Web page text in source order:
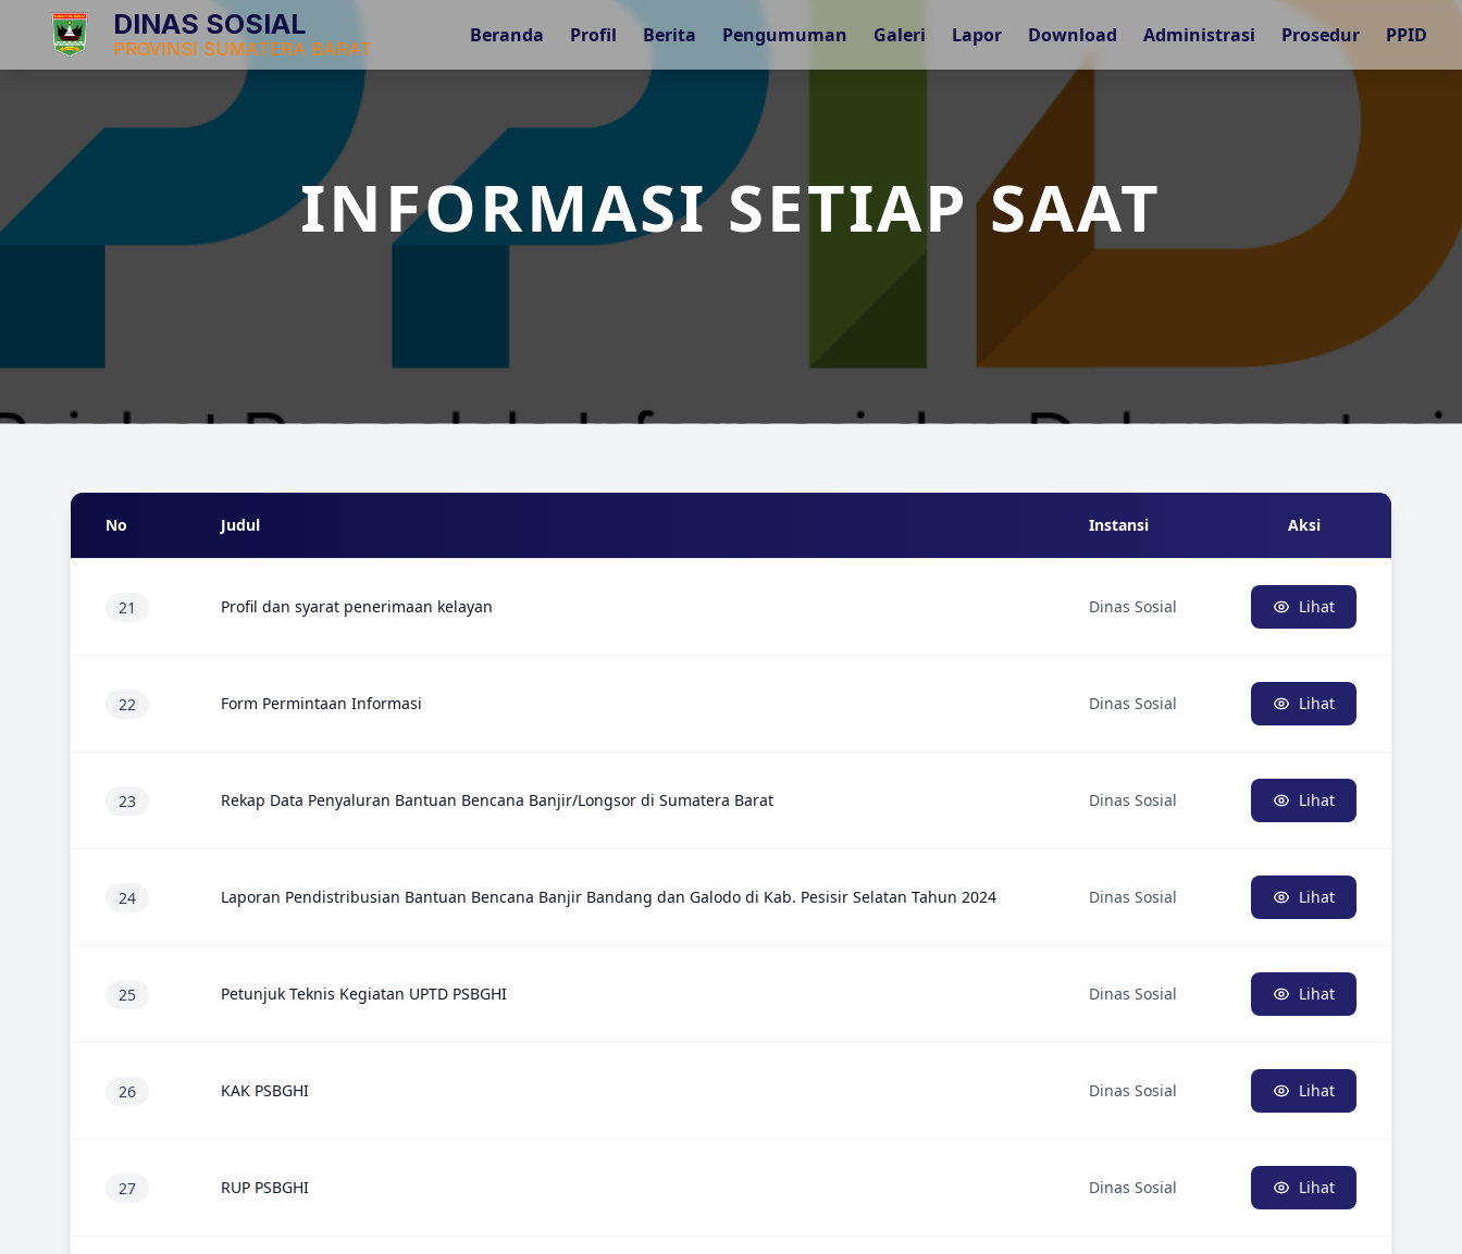
DINAS SOSIAL
PROVINSI SUMATERA BARAT
Beranda Profil Berita Pengumuman Galeri Lapor Download Administrasi Prosedur PPID
INFORMASI SETIAP SAAT
No Judul Instansi Aksi
21 Profil dan syarat penerimaan kelayan Dinas Sosial Lihat
22 Form Permintaan Informasi Dinas Sosial Lihat
23 Rekap Data Penyaluran Bantuan Bencana Banjir/Longsor di Sumatera Barat Dinas Sosial Lihat
24 Laporan Pendistribusian Bantuan Bencana Banjir Bandang dan Galodo di Kab. Pesisir Selatan Tahun 2024 Dinas Sosial Lihat
25 Petunjuk Teknis Kegiatan UPTD PSBGHI Dinas Sosial Lihat
26 KAK PSBGHI Dinas Sosial Lihat
27 RUP PSBGHI Dinas Sosial Lihat